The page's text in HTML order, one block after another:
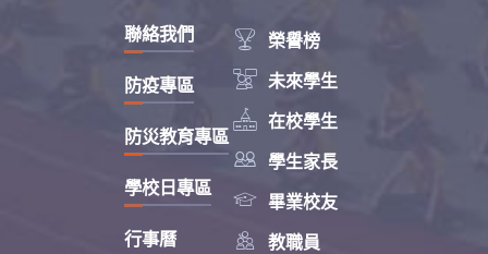
 榮譽榜
 未來學生
 在校學生
 學生家長
 畢業校友
 教職員
聯絡我們
防疫專區
防災教育專區
學校日專區
行事曆